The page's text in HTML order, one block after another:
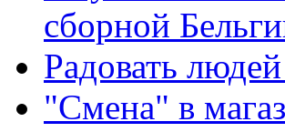
сборной
Радовать
"Смена" в